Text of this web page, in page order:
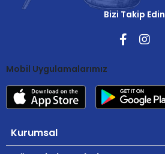
Bizi Takip Edin
Mobil Uygulamalarımız
Kurumsal